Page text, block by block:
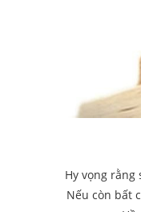
Hy vọng
Nếu còn bất